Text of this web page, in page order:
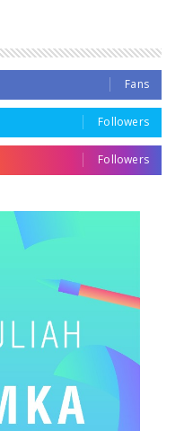
Fans
Followers
Followers